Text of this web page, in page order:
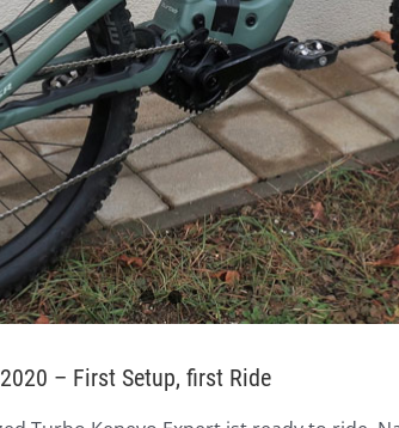
– First Setup, first Ride